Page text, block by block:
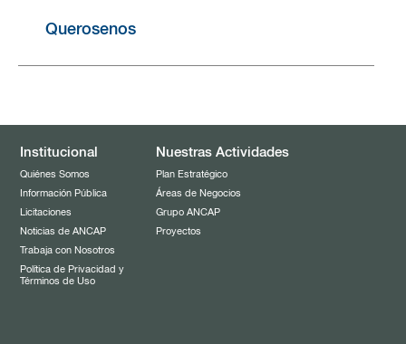
Querosenos
Institucional
Quiénes Somos
Información Pública
Licitaciones
Noticias de ANCAP
Trabaja con Nosotros
Política de Privacidad y
Términos de Uso
Nuestras Actividades
Plan Estratégico
Áreas de Negocios
Grupo ANCAP
Proyectos